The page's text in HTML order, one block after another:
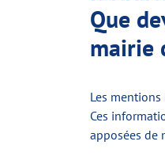
Que
mairie
Les
Ces
apposées de